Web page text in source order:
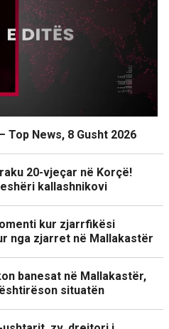
News, 8 Gusht 2026
20-vjeçar në Korçë!
kallashnikovi
kur zjarrfikësi
nga zjarret në Mallakastër
banesat në Mallakastër,
situatën